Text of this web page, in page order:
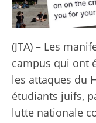
(JTA) – Les
campus qui ont
les attaques du
étudiants juifs,
lutte nationale